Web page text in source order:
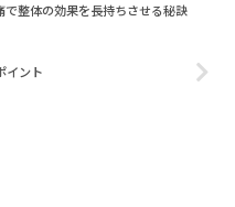
で整体の効果を長持ちさせる秘訣
イント